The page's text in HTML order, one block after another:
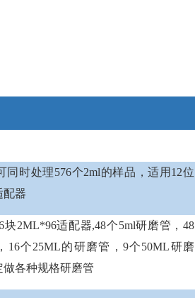
同时处理576个2ml的样品，适用12位
配器
块2ML*96适配器,48个5ml研磨管，48
16个25ML的研磨管，9个50ML研磨
各种规格研磨管